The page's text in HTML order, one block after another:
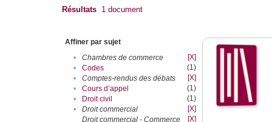
Résultats 1 document
Affiner par sujet
•
Chambres de commerce
[X]
•
Codes
(1)
•
Comptes-rendus des débats
[X]
•
Cours d’appel
(1)
•
Droit civil
(1)
•
Droit commercial
[X]
Droit commercial - Commerce
[X]